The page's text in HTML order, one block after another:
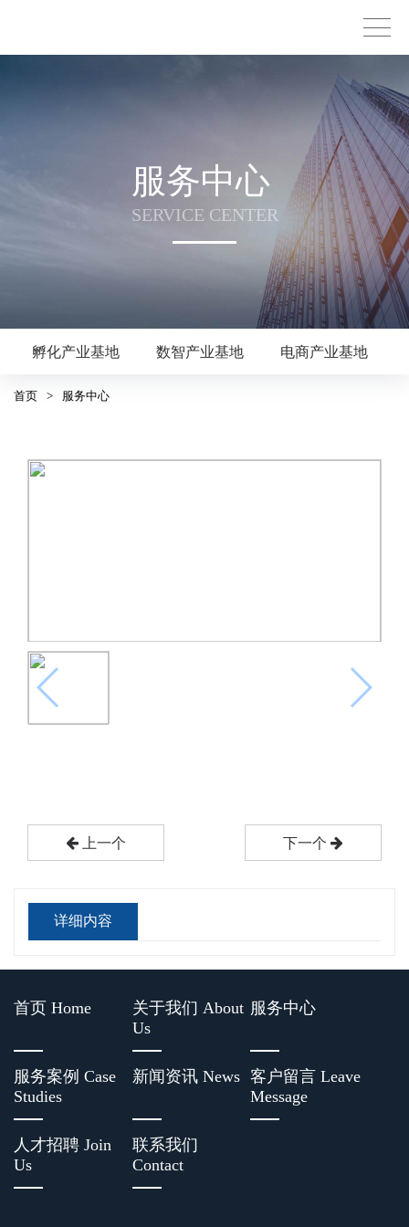
服务中心
SERVICE CENTER
孵化产业基地 数智产业基地 电商产业基地
首页 > 服务中心
上一个 下一个
详细内容
首页 Home
关于我们 About
Us
服务中心
服务案例 Case
Studies
新闻资讯 News 客户留言 Leave
Message
人才招聘 Join
Us
联系我们
Contact